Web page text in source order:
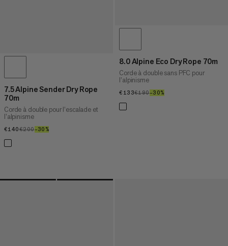
7.5 Alpine Sender Dry Rope
70m
Corde à double pour l’escalade et
l’alpinisme
€140€140
€200€200
–30%
8.0 Alpine Eco Dry Rope 70m
Corde à double sans PFC pour
l’alpinisme
€133€133
€190€190
–30%